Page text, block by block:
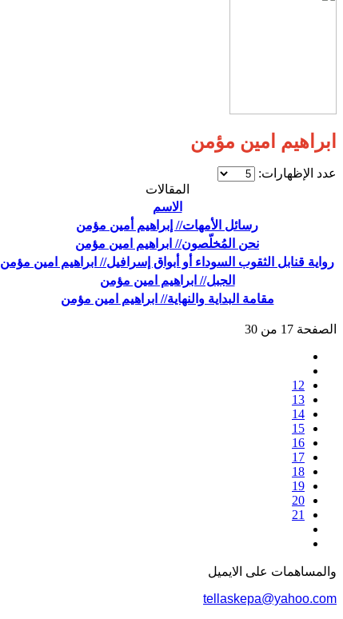
ابراهيم امين مؤمن
عدد الإظهارات:
المقالات
الاسم
رسائل الأمهات// إبراهيم أمين مؤمن
نحن المُخلّصون// ابراهيم امين مؤمن
رواية قنابل الثقوب السوداء أو أبواق إسرافيل// ابراهيم امين مؤمن
الجبل// ابراهيم امين مؤمن
مقامة البداية والنهاية// ابراهيم امين مؤمن
الصفحة 17 من 30
12
13
14
15
16
17
18
19
20
21
والمساهمات علی الایمیل
tellaskepa@yahoo.com